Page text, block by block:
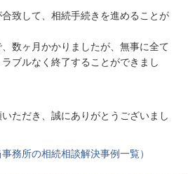
致して、相続手続きを進めることが
数ヶ月かかりましたが、無事に全て
ブルなく終了することができまし
ただき、誠にありがとうございまし
務所の相続相談解決事例一覧）